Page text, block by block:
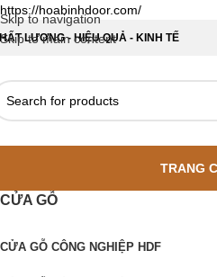
https://hoabinhdoor.com/
Skip to navigation
Skip to main content
LƯỢNG - HIỆU QUẢ - KINH TẾ
TRANG
CỬA GỖ
CỬA GỖ CÔNG NGHIỆP HDF